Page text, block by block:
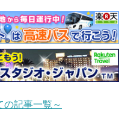
記事一覧～